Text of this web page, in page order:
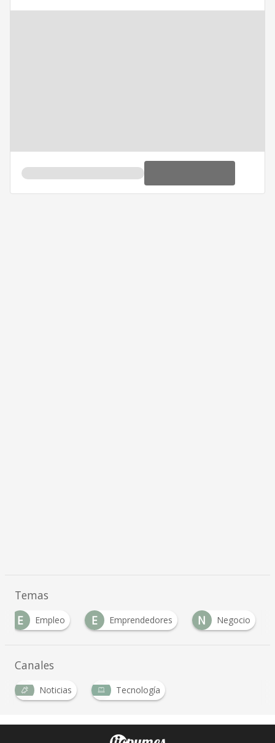
Temas
E
Empleo E Emprendedores N Negocio
Canales
Noticias Tecnología